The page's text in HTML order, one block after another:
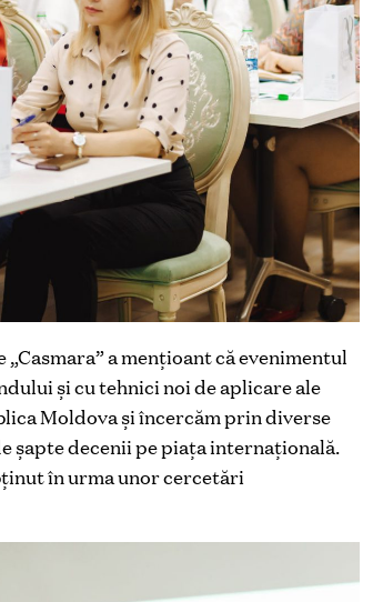
a menţioant că evenimentul
şi cu tehnici noi de aplicare ale
Moldova şi încercăm prin diverse
şapte decenii pe piaţa internaţională.
în urma unor cercetări